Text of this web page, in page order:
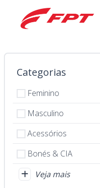
Categorias
Feminino
Masculino
Acessórios
Bonés & CIA
Veja mais